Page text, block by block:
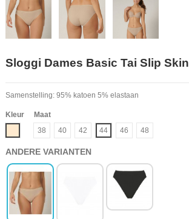
Sloggi Dames Basic Tai Slip Skin
Samenstelling: 95% katoen 5% elastaan
Kleur
Maat
38
40 42 44 46 48
ANDERE VARIANTEN